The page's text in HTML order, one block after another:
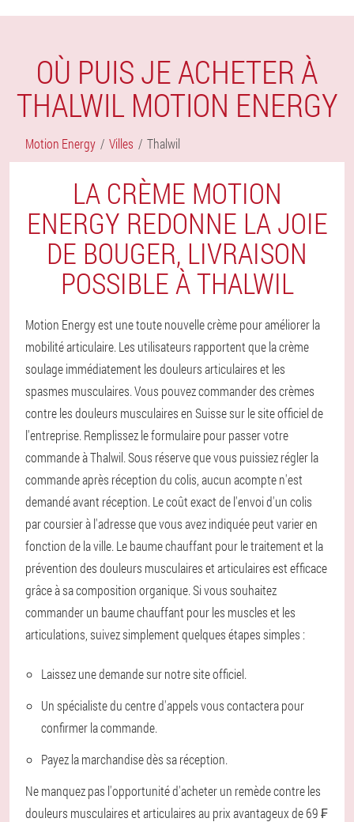
OÙ PUIS JE ACHETER À
THALWIL MOTION ENERGY
Motion Energy Villes Thalwil
LA CRÈME MOTION
ENERGY REDONNE LA JOIE
DE BOUGER, LIVRAISON
POSSIBLE À THALWIL
Motion Energy est une toute nouvelle crème pour améliorer la
mobilité articulaire. Les utilisateurs rapportent que la crème
soulage immédiatement les douleurs articulaires et les
spasmes musculaires. Vous pouvez commander des crèmes
contre les douleurs musculaires en Suisse sur le site officiel de
l'entreprise. Remplissez le formulaire pour passer votre
commande à Thalwil. Sous réserve que vous puissiez régler la
commande après réception du colis, aucun acompte n'est
demandé avant réception. Le coût exact de l'envoi d'un colis
par coursier à l'adresse que vous avez indiquée peut varier en
fonction de la ville. Le baume chauffant pour le traitement et la
prévention des douleurs musculaires et articulaires est efficace
grâce à sa composition organique. Si vous souhaitez
commander un baume chauffant pour les muscles et les
articulations, suivez simplement quelques étapes simples :
Laissez une demande sur notre site officiel.
Un spécialiste du centre d'appels vous contactera pour
confirmer la commande.
Payez la marchandise dès sa réception.
Ne manquez pas l'opportunité d'acheter un remède contre les
douleurs musculaires et articulaires au prix avantageux de 69 ₣